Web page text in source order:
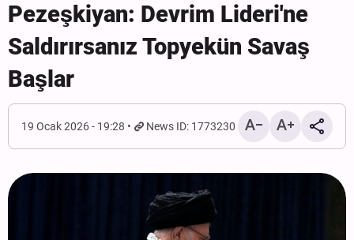
Pezeşkiyan: Devrim Lideri'ne
Saldırırsanız Topyekün Savaş
Başlar
19 Ocak 2026 - 19:28 News ID: 1773230